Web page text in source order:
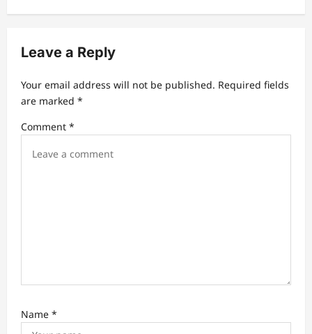
a
i
a
i
Leave a Reply
Your email address will not be published. Required fields
are marked *
Comment *
Name *